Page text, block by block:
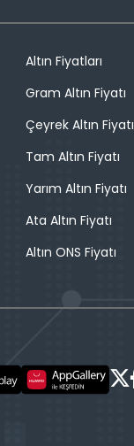
Altın Fiyatları
Gram Altın Fiyatı
Çeyrek Altın Fiyatı
Tam Altın Fiyatı
Yarım Altın Fiyatı
Ata Altın Fiyatı
Altın ONS Fiyatı